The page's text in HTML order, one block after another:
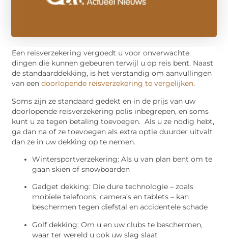
Een reisverzekering vergoedt u voor onverwachte
dingen die kunnen gebeuren terwijl u op reis bent. Naast
de standaarddekking, is het verstandig om aanvullingen
van eendoorlopende reisverzekering te vergelijken.
Soms zijn ze standaard gedekt en in de prijs van uw
doorlopende reisverzekering polis inbegrepen, en soms
kunt u ze tegen betaling toevoegen. Als u ze nodig hebt,
ga dan na of ze toevoegen als extra optie duurder uitvalt
dan ze in uw dekking op te nemen.
Wintersportverzekering: Als u van plan bent om te
gaan skiën of snowboarden
Gadget dekking: Die dure technologie – zoals
mobiele telefoons, camera’s en tablets – kan
beschermen tegen diefstal en accidentele schade
Golf dekking: Om u en uw clubs te beschermen,
waar ter wereld u ook uw slag slaat